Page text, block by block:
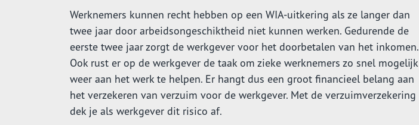
Werknemers kunnen recht hebben op een WIA-uitkering als ze langer dan
twee jaar door arbeidsongeschiktheid niet kunnen werken. Gedurende de
eerste twee jaar zorgt de werkgever voor het doorbetalen van het inkomen.
Ook rust er op de werkgever de taak om zieke werknemers zo snel mogelijk
weer aan het werk te helpen. Er hangt dus een groot financieel belang aan
het verzekeren van verzuim voor de werkgever. Met de verzuimverzekering
dek je als werkgever dit risico af.